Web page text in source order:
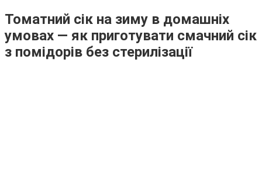
Томатний сік на зиму в домашніх
умовах — як приготувати смачний сік
з помідорів без стерилізації